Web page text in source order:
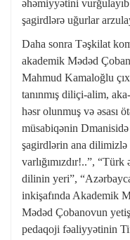
əhəmiyyətini
şagirdlərə uğurlar
Daha sonra Təşkilat
akademik Mədəd
Mahmud Kamaloğlu
tanınmış diliçi-alim,
həsr olunmuş və əsası
müsabiqənin
şagirdlərin ana
varlığımızdır!..”,
dilinin yeri”,
inkişafında Akademik
Mədəd Çobanovun
pedaqoji fəaliyyətinin